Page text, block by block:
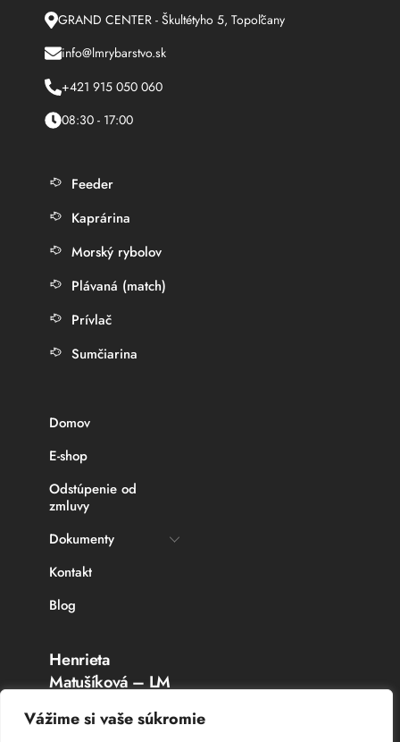
Vážime si vaše súkromie
GRAND CENTER - Škultétyho 5, Topoľčany
info@lmrybarstvo.sk
+421 915 050 060
08:30 - 17:00
Feeder
Kaprárina
Morský rybolov
Plávaná (match)
Prívlač
Sumčiarina
Domov
E-shop
Odstúpenie od
zmluvy
Dokumenty
Kontakt
Blog
Henrieta
Matušíková – LM
Rybárske potreby